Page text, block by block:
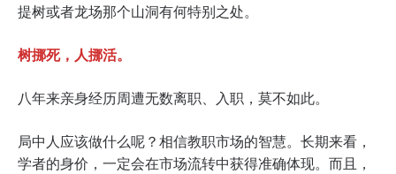
提树或者龙场那个山洞有何特别之处。
树挪死，人挪活。
八年来亲身经历周遭无数离职、入职，莫不如此。
局中人应该做什么呢？相信教职市场的智慧。长期来看，
学者的身价，一定会在市场流转中获得准确体现。而且，